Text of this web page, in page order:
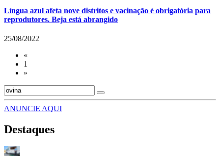
Língua azul afeta nove distritos e vacinação é obrigatória para
reprodutores. Beja está abrangido
25/08/2022
«
1
»
ANUNCIE AQUI
Destaques